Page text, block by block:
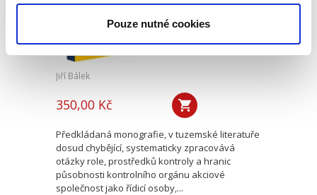
Pouze nutné cookies
Jiří Bálek
350,00 Kč
Předkládaná monografie, v tuzemské literatuře
dosud chybějící, systematicky zpracovává
otázky role, prostředků kontroly a hranic
působnosti kontrolního orgánu akciové
společnost jako řídicí osoby,...